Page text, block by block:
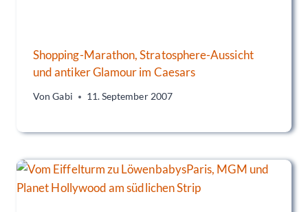
Shopping-Marathon, Stratosphere-Aussicht
und antiker Glamour im Caesars
Von Gabi 11. September 2007